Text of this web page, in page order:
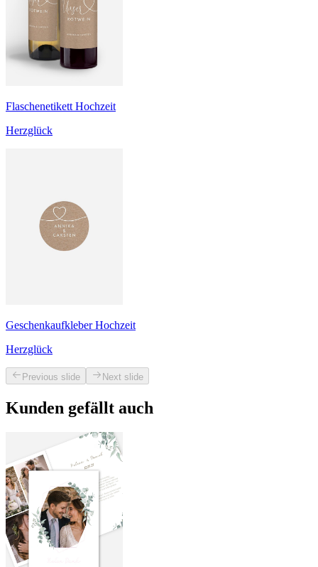
Flaschenetikett Hochzeit
Herzglück
Geschenkaufkleber Hochzeit
Herzglück
Previous slide Next slide
Kunden gefällt auch